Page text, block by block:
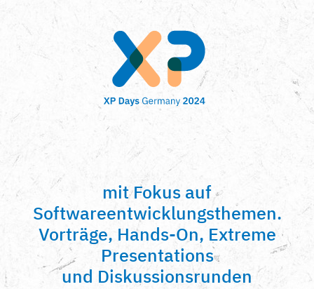
mit Fokus auf
Softwareentwicklungsthemen.
Vorträge, Hands-On, Extreme
Presentations
und Diskussionsrunden